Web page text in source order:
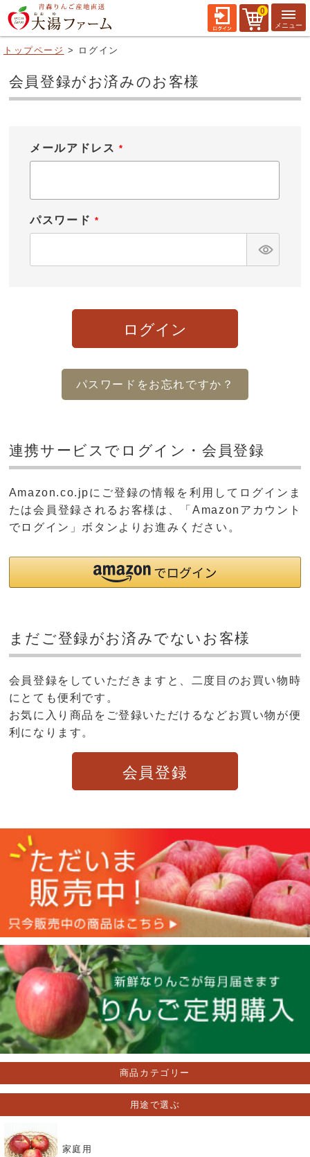
0
トップページ ログイン
会員登録がお済みのお客様
メールアドレス
必
パスワード
必
ログイン
パスワードをお忘れですか？
連携サービスでログイン・会員登録
Amazon.co.jpにご登録の情報を利用してログインま
たは会員登録されるお客様は、「Amazonアカウント
でログイン」ボタンよりお進みください。
まだご登録がお済みでないお客様
会員登録をしていただきますと、二度目のお買い物時
にとても便利です。
お気に入り商品をご登録いただけるなどお買い物が便
利になります。
会員登録
商品カテゴリー
用途で選ぶ
家庭用